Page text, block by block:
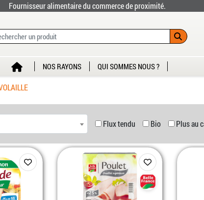
Fournisseur alimentaire du commerce de proximité.
NOS RAYONS QUI SOMMES NOUS ?
Flux tendu Bio Plus au